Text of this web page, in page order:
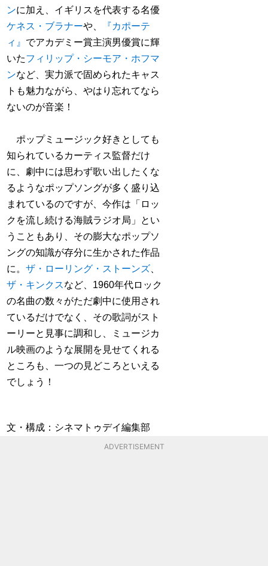
ンに加え、イギリスを代表する名優
ケネス・ブラナーや、
『カポーテ
ィ』 でアカデミー賞主演男優賞に輝
いたフィリップ・シーモア・ホフマ
ンなど、実力派で固められたキャス
トも魅力ながら、やはり忘れてなら
ないのが音楽！
ポップミュージック好きとしても
知られているカーティス監督だけ
に、劇中には思わず歌い出したくな
るようなポップソングが多く盛り込
まれているのですが、今作は「ロッ
クを流し続ける海賊ラジオ局」とい
うこともあり、その膨大なポップソ
ングの知識が存分に生かされた作品
に。 ザ・ローリング・ストーンズ
ザ・キンクスなど、1960年代ロック
の名曲の数々がただ劇中に使用され
ているだけでなく、その歌詞がスト
ーリーと見事に調和し、ミュージカ
ル映画のような展開を見せてくれる
ところも、一つの見どころといえる
でしょう！
文・構成：シネマトゥデイ編集部
ADVERTISEMENT